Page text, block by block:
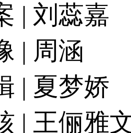
| 刘蕊嘉
| 周涵
| 夏梦娇
| 王俪雅